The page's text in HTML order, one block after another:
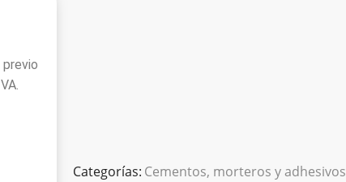
Categorías: Cementos, morteros y adhesivos